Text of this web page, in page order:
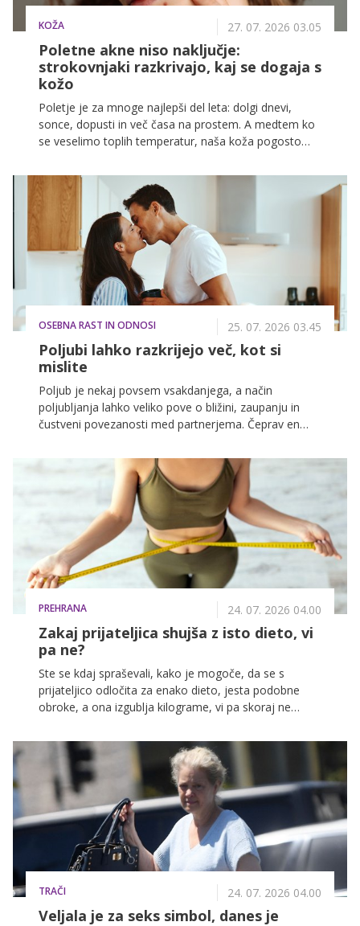
KOŽA 27. 07. 2026 03.05
Poletne akne niso naključje:
strokovnjaki razkrivajo, kaj se dogaja s
kožo
Poletje je za mnoge najlepši del leta: dolgi dnevi,
sonce, dopusti in več časa na prostem. A medtem ko
se veselimo toplih temperatur, naša koža pogosto
se pojavijo drobni mozoljčki, zamašene pore, rdečica
in občutek, da je obraz bolj masten kot običajno. Še
posebej neprijetno je, ko se zdi, da se vse to zgodi
brez pravega razloga: rutina nege ostaja enaka,
hormoni niso krivi, koža pa se kljub temu upira.
OSEBNA RAST IN ODNOSI 25. 07. 2026 03.45
Poljubi lahko razkrijejo več, kot si
mislite
Poljub je nekaj povsem vsakdanjega, a način
poljubljanja lahko veliko pove o bližini, zaupanju in
čustveni povezanosti med partnerjema. Čeprav en
drobne navade pogosto povedo več, kot se
zavedamo.
PREHRANA 24. 07. 2026 04.00
Zakaj prijateljica shujša z isto dieto, vi
pa ne?
Ste se kdaj spraševali, kako je mogoče, da se s
prijateljico odločita za enako dieto, jesta podobne
obroke, a ona izgublja kilograme, vi pa skoraj ne
TRAČI 24. 07. 2026 04.00
Veljala je za seks simbol, danes je